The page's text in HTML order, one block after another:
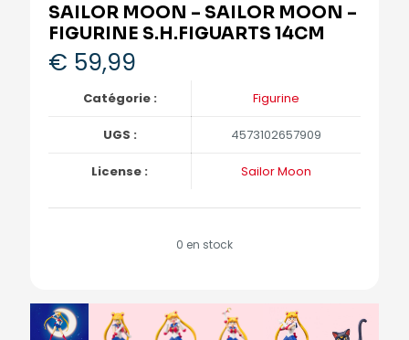
SAILOR MOON – SAILOR MOON –
FIGURINE S.H.FIGUARTS 14CM
€ 59,99
Catégorie : Figurine
UGS : 4573102657909
License : Sailor Moon
0 en stock